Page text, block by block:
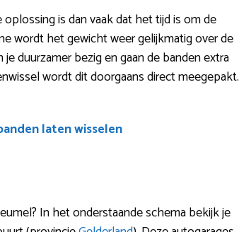
is dan vaak dat het tijd is om de
wordt het gewicht weer gelijkmatig over de
duurzamer bezig en gaan de banden extra
wordt dit doorgaans direct meegepakt.
laten wisselen
In het onderstaande schema bekijk je